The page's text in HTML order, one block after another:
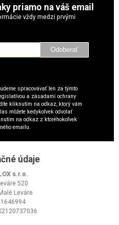
priamo na váš email
vždy medzi prvými
Odoberať
spracovávať len za týmto
a zásadami ochrany
kliknutím na odkaz, ktorý vám
môžete kedykoľvek odvolať
na odkaz z ktoréhokoľvek
emailu.
údaje
s.r.o.
520
Leváre